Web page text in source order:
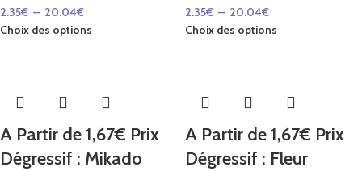
2.35€ – 20.04€
Choix des options
2.35€ – 20.04€
Choix des options
A Partir de 1,67€ Prix
Dégressif : Mikado
A Partir de 1,67€ Prix
Dégressif : Fleur